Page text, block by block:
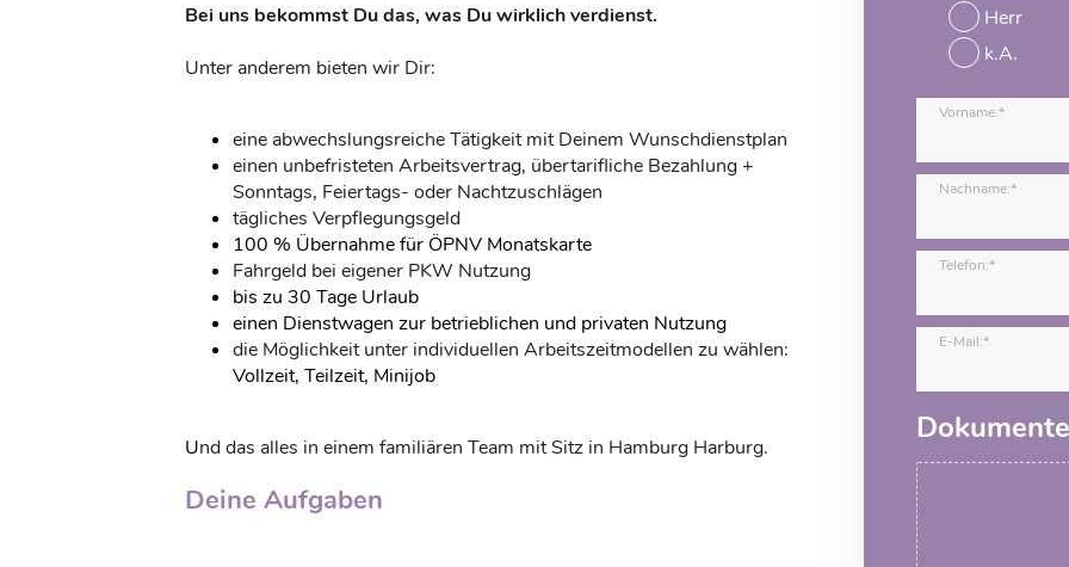
Herr
k.A.
Vorname:*
Nachname:*
Telefon:*
E-Mail:*
Dokumente
Bei uns bekommst Du das, was Du wirklich verdienst.
Unter anderem bieten wir Dir:
eine abwechslungsreiche Tätigkeit mit Deinem Wunschdienstplan
einen unbefristeten Arbeitsvertrag, übertarifliche Bezahlung +
Sonntags, Feiertags- oder Nachtzuschlägen
tägliches Verpflegungsgeld
100 % Übernahme für ÖPNV Monatskarte
Fahrgeld bei eigener PKW Nutzung
bis zu 30 Tage Urlaub
einen Dienstwagen zur betrieblichen und privaten Nutzung
die Möglichkeit unter individuellen Arbeitszeitmodellen zu wählen:
Vollzeit, Teilzeit, Minijob
Und das alles in einem familiären Team mit Sitz in Hamburg Harburg.
Deine Aufgaben